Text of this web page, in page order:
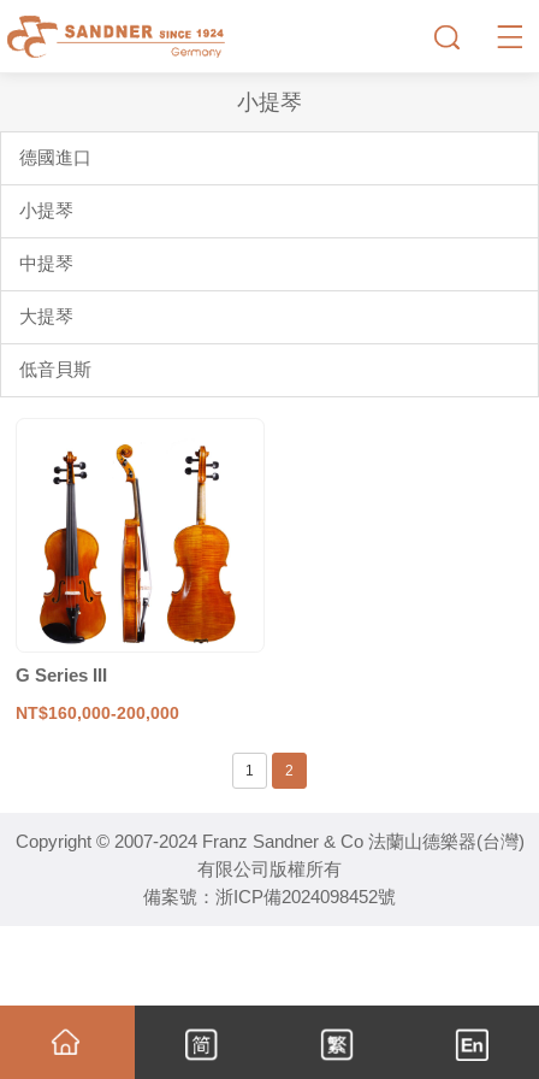
小提琴
德國進口
小提琴
中提琴
大提琴
低音貝斯
G Series III
NT$160,000-200,000
1 2
Copyright © 2007-2024 Franz Sandner & Co 法蘭山德樂器(台灣)
有限公司版權所有
備案號： 浙ICP備2024098452號